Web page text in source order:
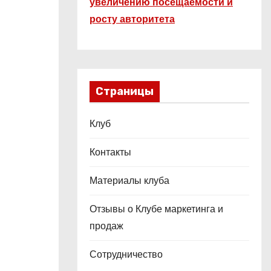
росту авторитета
Страницы
Клуб
Контакты
Материалы клуба
Отзывы о Клубе маркетинга и
продаж
Сотрудничество